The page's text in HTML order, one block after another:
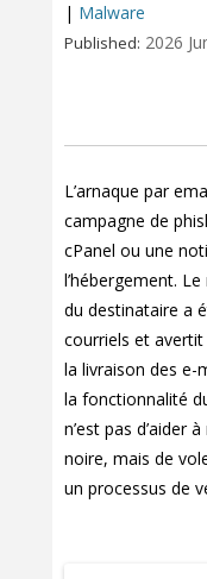
| Malware
Published: 2026
L’arnaque par
campagne de
cPanel ou une
l’hébergement.
du destinataire a
courriels et
la livraison des e-
la fonctionnalité
n’est pas d’aider
noire, mais de
un processus de